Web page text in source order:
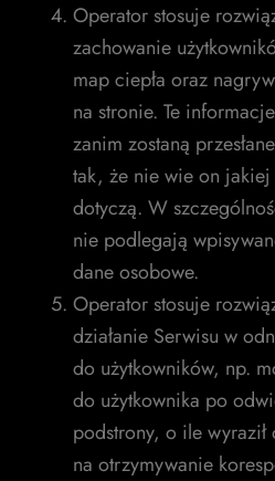
Operator stosuje
zachowanie
map ciepła oraz
na stronie. Te
zanim zostaną
tak, że nie wie on
dotyczą. W
nie podlegają
dane osobowe.
Operator stosuje
działanie Serwisu w
do użytkowników, np.
do użytkownika po
podstrony, o ile wyraził
na otrzymywanie